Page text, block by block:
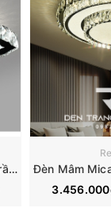
Đèn Mâm Mica Pha Lê Ốp Trần Phòng Khách Hiện Đại MKPL-02